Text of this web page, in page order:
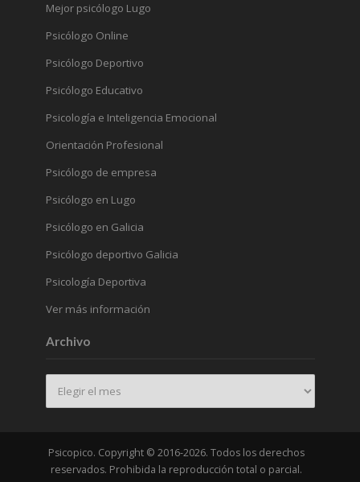
Mejor psicólogo Lugo
Psicólogo Online
Psicólogo Deportivo
Psicólogo Educativo
Psicología e Inteligencia Emocional
Orientación Profesional
Psicólogo de empresa
Psicólogo en Lugo
Psicólogo en Galicia
Psicólogo deportivo Galicia
Psicología Deportiva
Ver más información
Archivo
Psicopico. Copyright © 2016-2026. Todos los derechos
reservados. Prohibida la reproducción total o parcial.